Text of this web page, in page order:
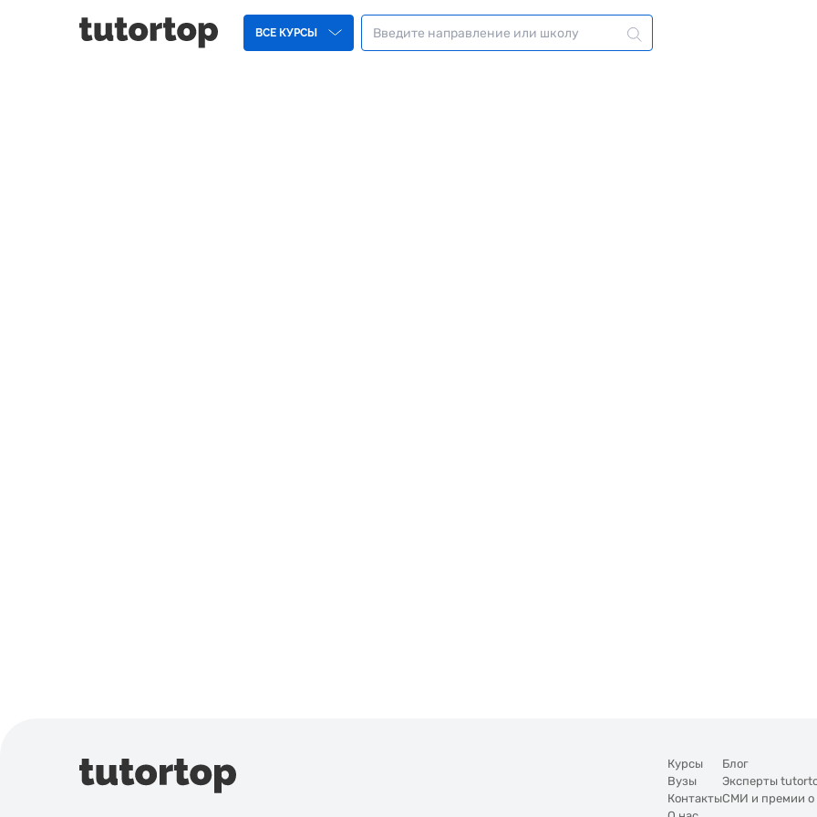
ВСЕ КУРСЫ
Курсы
Вузы
Контакты
Блог
Эксперты
СМИ и премии о